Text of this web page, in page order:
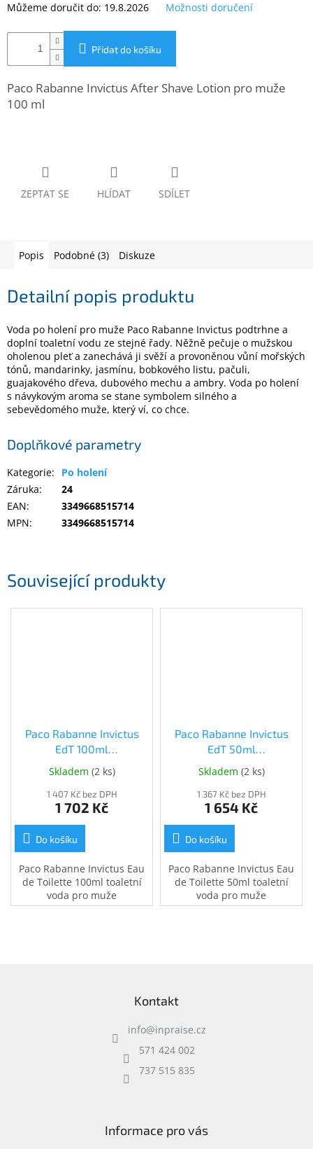
www.inpraise.cz
Gaming
Cyklo
Velké
Počítače
a
notebooky
Elektronika
Domácnost
%
Black
Friday
Akční
zboží
systémy
MILESIGHT
Můžeme doručit do: 19.8.2026 Možnosti doručení
Přidat do košíku
Paco Rabanne Invictus After Shave Lotion pro muže
100 ml
ZEPTAT SE HLÍDAT SDÍLET
Související produkty
Paco Rabanne Invictus
EdT 100ml
(3349668515660)
Skladem (2 ks)
1 407 Kč bez DPH
1 702 Kč
Do košíku
Paco Rabanne Invictus Eau
de Toilette 100ml toaletní
voda pro muže
Paco Rabanne Invictus
EdT 50ml
(3349668515653)
Skladem (2 ks)
1 367 Kč bez DPH
1 654 Kč
Do košíku
Paco Rabanne Invictus Eau
de Toilette 50ml toaletní
voda pro muže
Popis Podobné (3) Diskuze
Detailní popis produktu
Voda po holení pro muže Paco Rabanne Invictus podtrhne a
doplní toaletní vodu ze stejné řady. Něžně pečuje o mužskou
oholenou pleť a zanechává ji svěží a provoněnou vůní mořských
tónů, mandarinky, jasmínu, bobkového listu, pačuli,
guajakového dřeva, dubového mechu a ambry. Voda po holení
s návykovým aroma se stane symbolem silného a
sebevědomého muže, který ví, co chce.
Doplňkové parametry
Kategorie:
Po holení
Záruka:
24
EAN:
3349668515714
MPN: 3349668515714
Kontakt
info@inpraise.cz
571 424 002
737 515 835
Informace pro vás